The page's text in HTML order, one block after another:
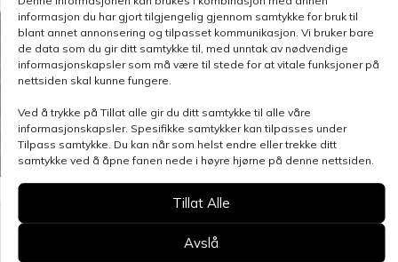
informasjon du har gjort tilgjengelig gjennom samtykke for bruk til
blant annet annonsering og tilpasset kommunikasjon. Vi bruker bare
de data som du gir ditt samtykke til, med unntak av nødvendige
informasjonskapsler som må være til stede for at vitale funksjoner på
nettsiden skal kunne fungere.
Ved å trykke på Tillat alle gir du ditt samtykke til alle våre
informasjonskapsler. Spesifikke samtykker kan tilpasses under
Tilpass samtykke. Du kan når som helst endre eller trekke ditt
samtykke ved å åpne fanen nede i høyre hjørne på denne nettsiden.
Tillat Alle
Avslå